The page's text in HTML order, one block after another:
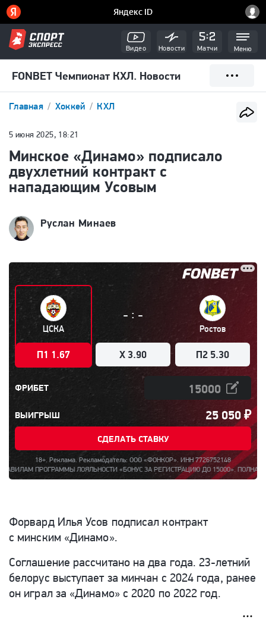
Видео Новости Матчи Меню
FONBET Чемпионат КХЛ. Новости
Главная Хоккей КХЛ
5 июня 2025, 18:21
Минское «Динамо» подписало
двухлетний контракт с
нападающим Усовым
Руслан Минаев
ЦСКА
П1 1.67
- : -
X 3.90
Ростов
П2 5.30
ФРИБЕТ
ВЫИГРЫШ 25 050₽
СДЕЛАТЬ СТАВКУ
18+. Реклама. Рекламодатель: ООО «ФОНКОР». ИНН 7726752148
ЛОЯЛЬНОСТИ «БОНУС ЗА РЕГИСТРАЦИЮ ДО 15000». ПОЛНАЯ
Форвард Илья Усов подписал контракт
с минским «Динамо».
Соглашение рассчитано на два года. 23-летний
белорус выступает за минчан с 2024 года, ранее
он играл за «Динамо» с 2020 по 2022 год.